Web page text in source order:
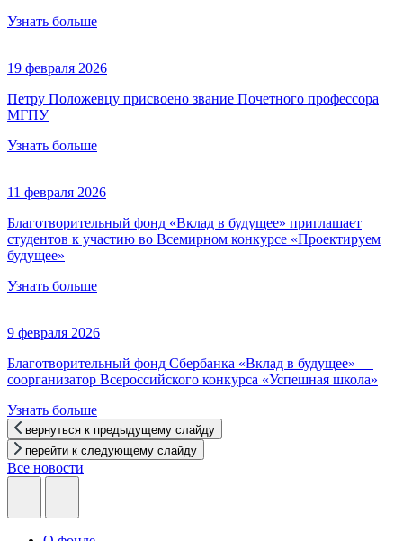
Узнать больше
19 февраля 2026
Петру Положевцу присвоено звание Почетного профессора
МГПУ
Узнать больше
11 февраля 2026
Благотворительный фонд «Вклад в будущее» приглашает
студентов к участию во Всемирном конкурсе «Проектируем
будущее»
Узнать больше
9 февраля 2026
Благотворительный фонд Сбербанка «Вклад в будущее» —
соорганизатор Всероссийского конкурса «Успешная школа»
Узнать больше
вернуться к предыдущему слайду
перейти к следующему слайду
Все новости